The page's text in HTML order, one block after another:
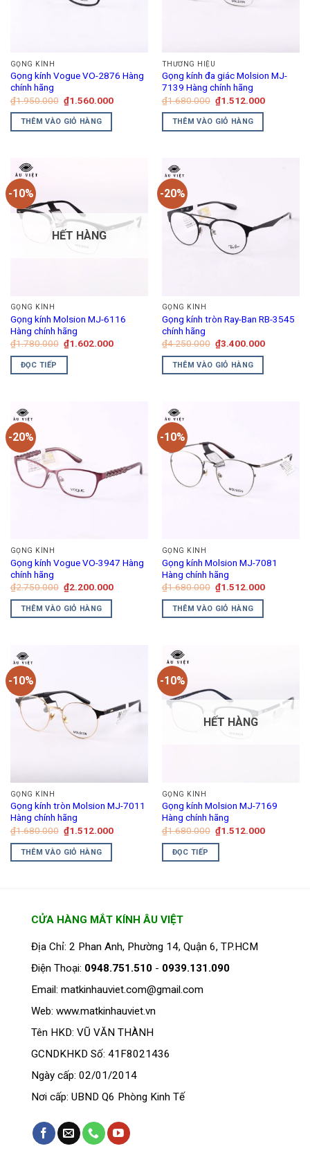
được
chọn
trên
trang
sản
GỌNG KÍNH
Gọng kính Vogue VO-2876 Hàng
chính hãng
₫1.950.000 Giá
gốc
là:
₫1.950.000.
₫1.560.000Giá
₫1.560.000.
THÊM VÀO GIỎ HÀNG
THƯƠNG HIỆU
Gọng kính đa giác Molsion MJ-
7139 Hàng chính hãng
₫1.680.000 Giá
gốc
là:
₫1.680.000.
₫1.512.000Giá
THÊM VÀO GIỎ HÀNG
-10%
HẾT HÀNG
GỌNG KÍNH
Gọng kính Molsion MJ-6116
Hàng chính hãng
₫1.780.000 Giá
gốc
là:
₫1.602.000Giá
ĐỌC TIẾP
-20%
GỌNG KÍNH
Gọng kính tròn Ray-Ban RB-3545
chính hãng
₫4.250.000 Giá
gốc
là:
₫4.250.000.
₫3.400.000Giá
THÊM VÀO GIỎ HÀNG
-20%
GỌNG KÍNH
Gọng kính Vogue VO-3947 Hàng
chính hãng
₫2.750.000 Giá
gốc
là:
₫2.750.000.
₫2.200.000Giá
THÊM VÀO GIỎ HÀNG
-10%
GỌNG KÍNH
Gọng kính Molsion MJ-7081
Hàng chính hãng
₫1.680.000 Giá
gốc
là:
₫1.680.000.
₫1.512.000Giá
THÊM VÀO GIỎ HÀNG
-10%
GỌNG KÍNH
Gọng kính tròn Molsion MJ-7011
Hàng chính hãng
₫1.680.000 Giá
gốc
là:
₫1.680.000.
₫1.512.000Giá
THÊM VÀO GIỎ HÀNG
-10%
HẾT HÀNG
GỌNG KÍNH
Gọng kính Molsion MJ-7169
Hàng chính hãng
₫1.680.000 Giá
gốc
là:
₫1.512.000Giá
ĐỌC TIẾP
CỬA HÀNG MẮT KÍNH ÂU VIỆT
Địa Chỉ: 2 Phan Anh, Phường 14, Quận 6, TP.HCM
Điện Thoại: 0948.751.510 - 0939.131.090
Email: matkinhauviet.com@gmail.com
Web: www.matkinhauviet.vn
Tên HKD: VŨ VĂN THÀNH
GCNDKHKD Số: 41F8021436
Ngày cấp: 02/01/2014
Nơi cấp: UBND Q6 Phòng Kinh Tế